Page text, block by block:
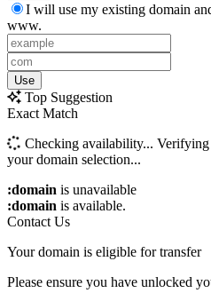
I will use my existing domain
www.
Use
Top Suggestion
Exact Match
Checking availability...
your domain selection...
:domain is unavailable
:domain is available.
Contact Us
Your domain is eligible for transfer
Please ensure you have unlocked